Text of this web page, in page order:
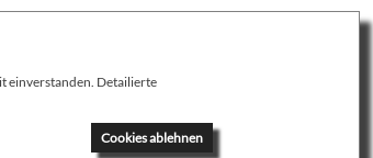
einverstanden. Detailierte
Cookies ablehnen